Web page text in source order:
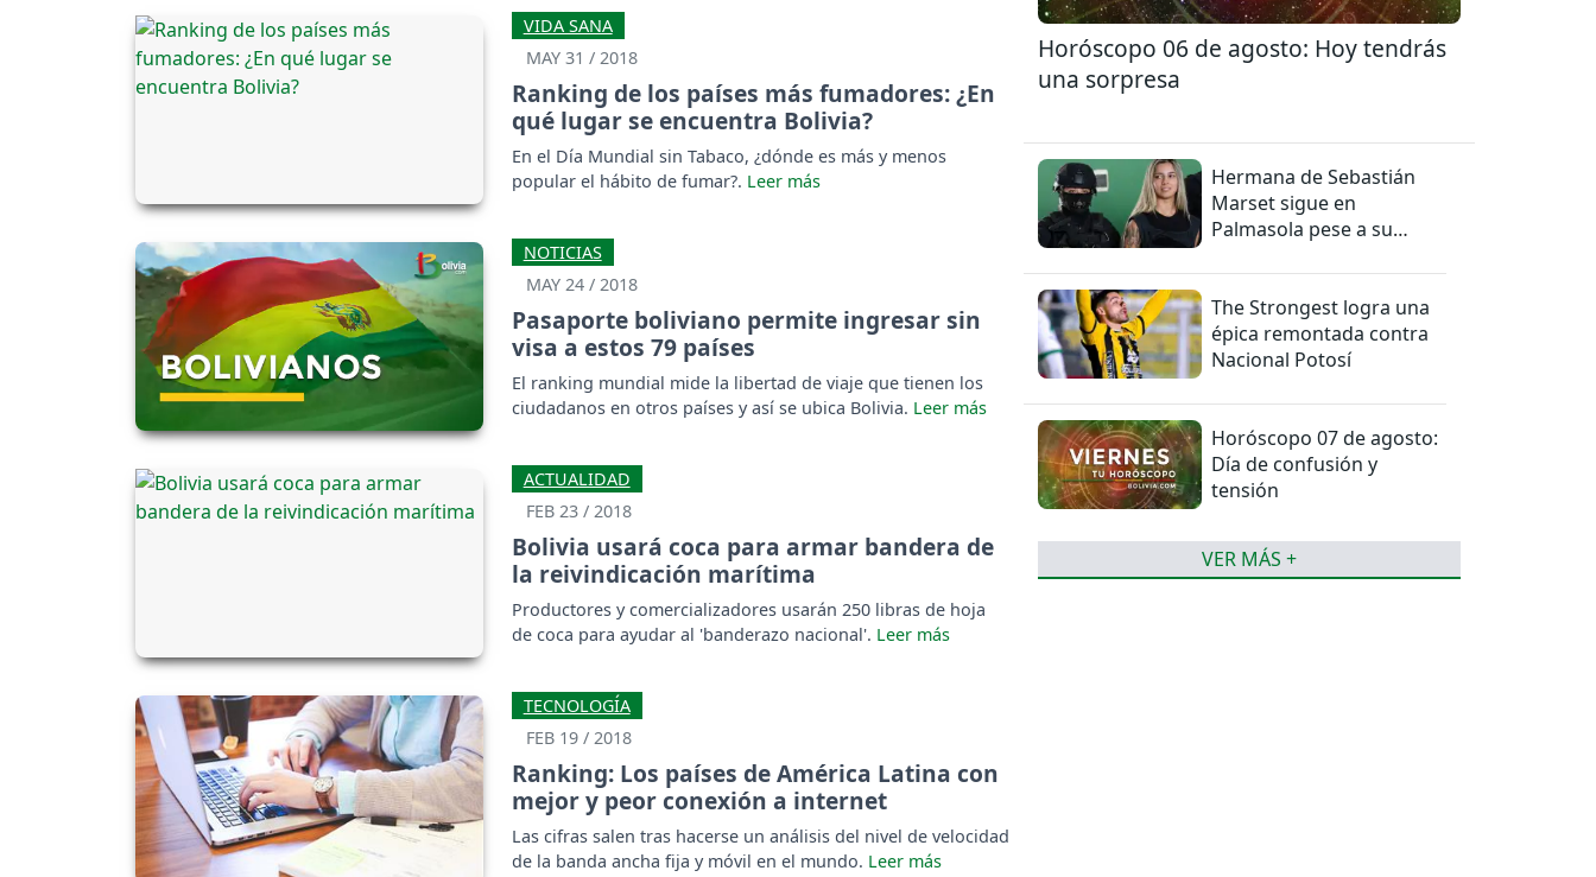
VIDA SANA
MAY 31 / 2018
Ranking de los países más fumadores: ¿En
qué lugar se encuentra Bolivia?
En el Día Mundial sin Tabaco, ¿dónde es más y menos
popular el hábito de fumar?.
NOTICIAS
MAY 24 / 2018
Pasaporte boliviano permite ingresar sin
visa a estos 79 países
El ranking mundial mide la libertad de viaje que tienen los
ciudadanos en otros países y así se ubica Bolivia.
ACTUALIDAD
FEB 23 / 2018
Bolivia usará coca para armar bandera de
la reivindicación marítima
Productores y comercializadores usarán 250 libras de hoja
de coca para ayudar al 'banderazo nacional'.
TECNOLOGÍA
FEB 19 / 2018
Ranking: Los países de América Latina con
mejor y peor conexión a internet
Las cifras salen tras hacerse un análisis del nivel de velocidad
de la banda ancha fija y móvil en el mundo.
Horóscopo 06 de agosto: Hoy tendrás
una sorpresa
Hermana de Sebastián
Marset sigue en
Palmasola pese a su
The Strongest logra una
épica remontada contra
Nacional Potosí
Horóscopo 07 de agosto:
Día de confusión y
tensión
VER MÁS +